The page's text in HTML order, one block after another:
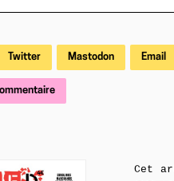
Twitter Mastodon Email
Cet